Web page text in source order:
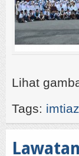
Lihat
Tags: